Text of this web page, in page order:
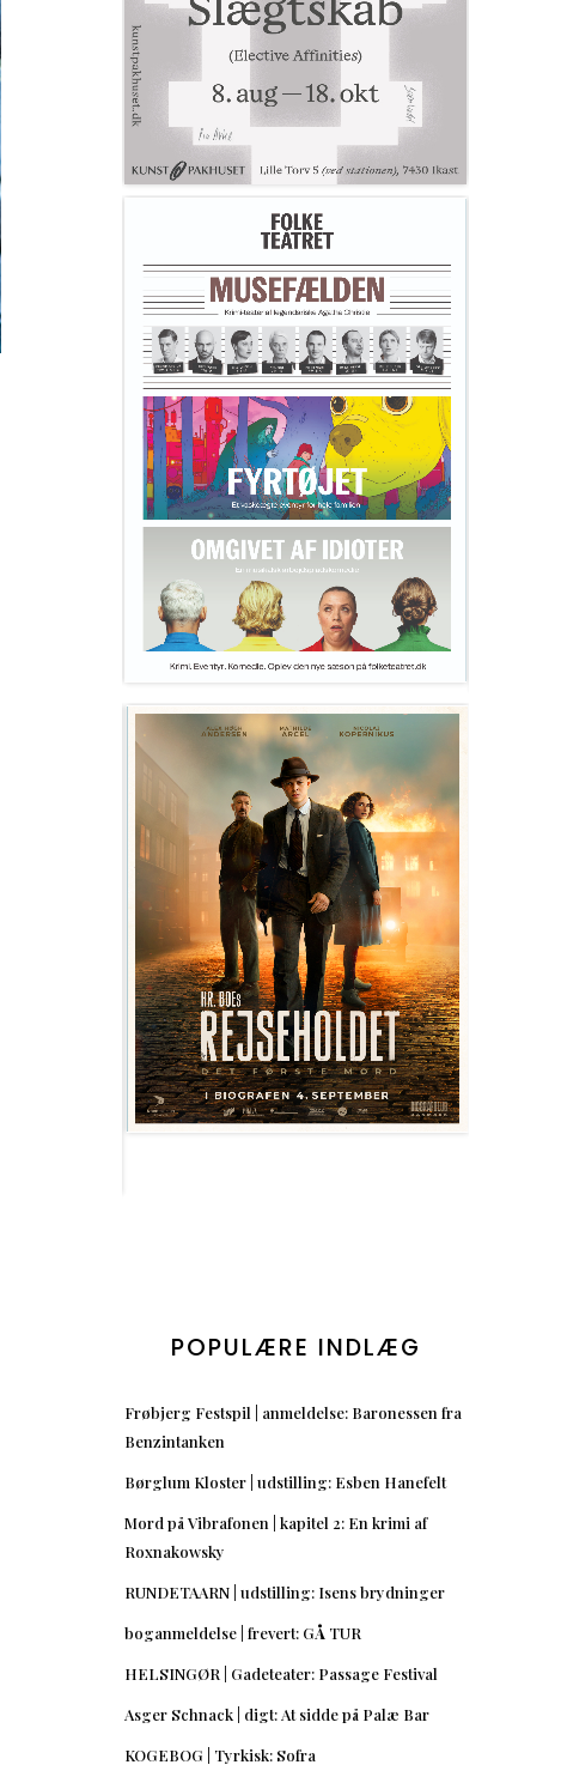
POPULÆRE INDLÆG
Frøbjerg Festspil | anmeldelse: Baronessen fra
Benzintanken
Børglum Kloster | udstilling: Esben Hanefelt
Mord på Vibrafonen | kapitel 2: En krimi af
Roxnakowsky
RUNDETAARN | udstilling: Isens brydninger
boganmeldelse | frevert: GÅ TUR
HELSINGØR | Gadeteater: Passage Festival
Asger Schnack | digt: At sidde på Palæ Bar
KOGEBOG | Tyrkisk: Sofra